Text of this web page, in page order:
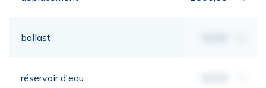
ballast
réservoir d'eau